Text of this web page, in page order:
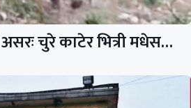
चुरे काटेर भित्री मधेस…